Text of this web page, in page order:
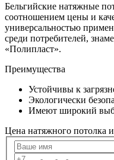
Бельгийские натяжные
соотношением цены и
универсальностью
среди потребителей,
«Полипласт».
Преимущества
Устойчивы к
Экологически
Имеют широкий
Цена натяжного потолка